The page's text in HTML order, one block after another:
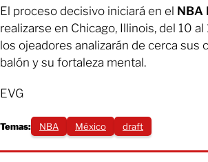
El proceso decisivo iniciará en el NBA
realizarse en Chicago, Illinois, del 10 al
los ojeadores analizarán de cerca sus
balón y su fortaleza mental.
EVG
Temas: NBA México draft